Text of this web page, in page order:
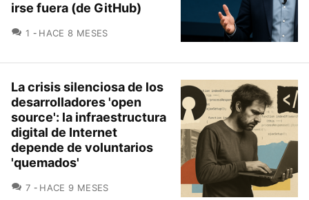
irse fuera (de GitHub)
1 COMENTARIOS
HACE 8 MESES
La crisis silenciosa de los
desarrolladores 'open
source': la infraestructura
digital de Internet
depende de voluntarios
'quemados'
7 COMENTARIOS
HACE 9 MESES